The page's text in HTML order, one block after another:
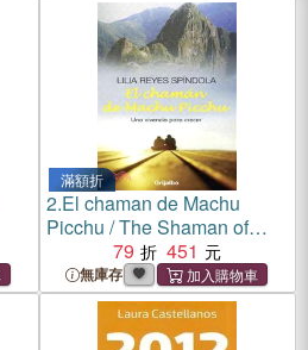
滿額折
2.El chaman de Machu
Picchu / The Shaman of
Machu Picchu
79 451
無庫存